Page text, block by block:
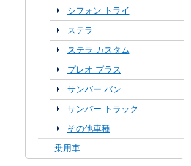
シフォン トライ
ステラ
ステラ カスタム
プレオ プラス
サンバー バン
サンバー トラック
その他車種
乗用車